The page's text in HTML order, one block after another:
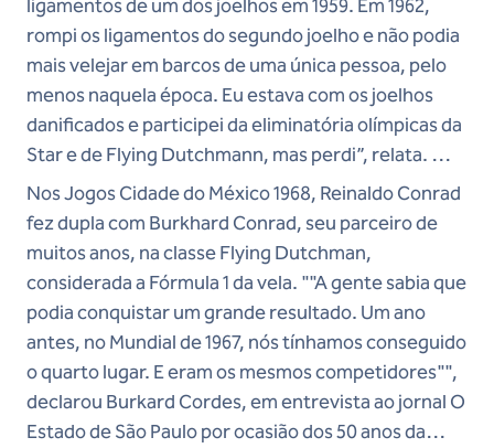
ligamentos de um dos joelhos em 1959. Em 1962,
rompi os ligamentos do segundo joelho e não podia
mais velejar em barcos de uma única pessoa, pelo
menos naquela época. Eu estava com os joelhos
danificados e participei da eliminatória olímpicas da
Star e de Flying Dutchmann, mas perdi”, relata.
Nos Jogos Cidade do México 1968, Reinaldo Conrad
fez dupla com Burkhard Conrad, seu parceiro de
muitos anos, na classe Flying Dutchman,
considerada a Fórmula 1 da vela. ""A gente sabia que
podia conquistar um grande resultado. Um ano
antes, no Mundial de 1967, nós tínhamos conseguido
o quarto lugar. E eram os mesmos competidores"",
declarou Burkard Cordes, em entrevista ao jornal O
Estado de São Paulo por ocasião dos 50 anos da